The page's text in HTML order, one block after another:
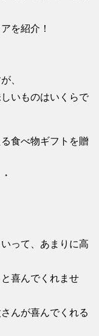
を紹介！
、
いものはいくらで
食べ物ギフトを贈
って、あまりに高
喜んでくれませ
んが喜んでくれる